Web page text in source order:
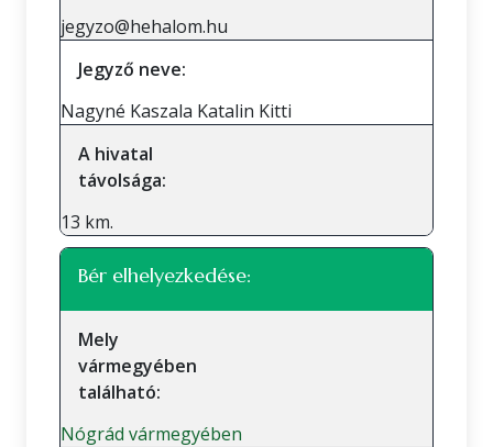
jegyzo@hehalom.hu
Jegyző neve:
Nagyné Kaszala Katalin Kitti
A hivatal
távolsága:
13 km.
Bér elhelyezkedése:
Mely
vármegyében
található:
Nógrád vármegyében